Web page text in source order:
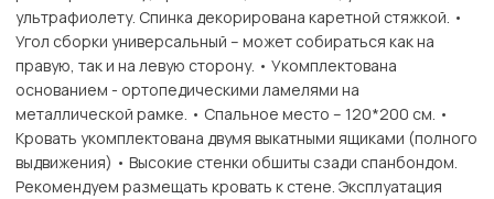
ультрафиолету. Спинка декорирована каретной стяжкой. •
Угол сборки универсальный – может собираться как на
правую, так и на левую сторону. • Укомплектована
основанием - ортопедическими ламелями на
металлической рамке. • Спальное место – 120*200 см. •
Кровать укомплектована двумя выкатными ящиками (полного
выдвижения) • Высокие стенки обшиты сзади спанбондом.
Рекомендуем размещать кровать к стене. Эксплуатация